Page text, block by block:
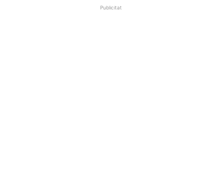
Publicitat